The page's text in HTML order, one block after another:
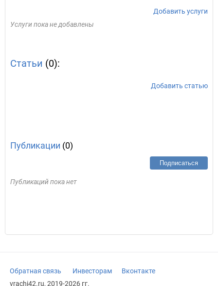
Добавить услуги
Услуги пока не добавлены
Статьи (0):
Добавить статью
Публикации (0)
Подписаться
Публикаций пока нет
Обратная связь Инвесторам
Вконтакте
vrachi42.ru, 2019-2026 гг.